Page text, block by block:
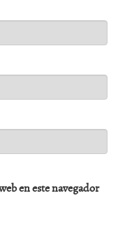
en este navegador